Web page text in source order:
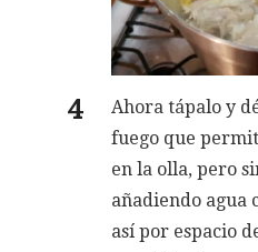
Ahora tápalo y
fuego que
en la olla, pero
añadiendo agua
así por espacio